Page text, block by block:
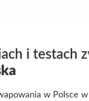
i testach
w Polsce